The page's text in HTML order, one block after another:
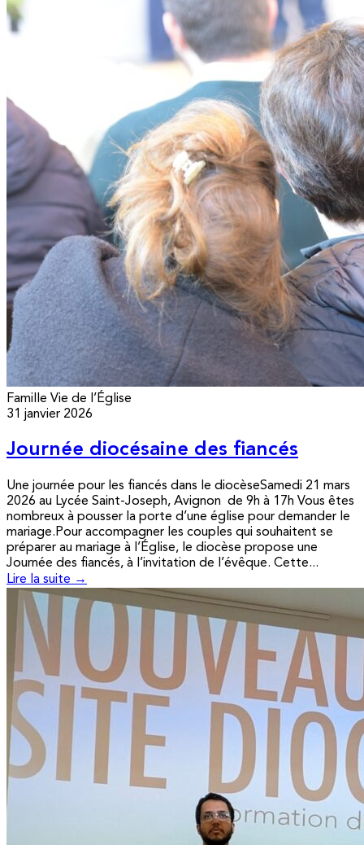
Famille Vie de l’Église
31 janvier 2026
Journée diocésaine des fiancés
Une journée pour les fiancés dans le diocèseSamedi 21 mars
2026 au Lycée Saint-Joseph, Avignon de 9h à 17h Vous êtes
nombreux à pousser la porte d’une église pour demander le
mariage.Pour accompagner les couples qui souhaitent se
préparer au mariage à l’Église, le diocèse propose une
Journée des fiancés, à l’invitation de l’évêque. Cette...
Lire la suite →